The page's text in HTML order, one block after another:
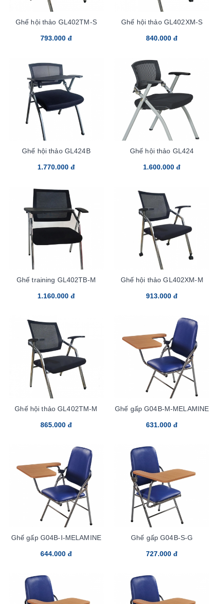
Ghế hội thảo GL402TM-S
793.000 đ
Ghế hội thảo GL402XM-S
840.000 đ
Ghế hội thảo GL424B
1.770.000 đ
Ghế hội thảo GL424
1.600.000 đ
Ghế training GL402TB-M
1.160.000 đ
Ghế hội thảo GL402XM-M
913.000 đ
Ghế hội thảo GL402TM-M
865.000 đ
Ghế gấp G04B-M-MELAMINE
631.000 đ
Ghế gấp G04B-I-MELAMINE
644.000 đ
Ghế gấp G04B-S-G
727.000 đ